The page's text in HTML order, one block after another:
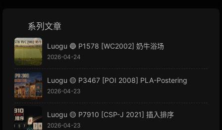
系列文章
Luogu 🔵 P1578 [WC2002] 奶牛浴场
2026-04-24
Luogu 🟡 P3467 [POI 2008] PLA-Postering
2026-04-23
Luogu 🟡 P7910 [CSP-J 2021] 插入排序
2026-04-23